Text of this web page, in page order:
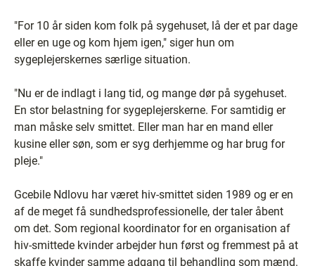
"For 10 år siden kom folk på sygehuset, lå der et par dage
eller en uge og kom hjem igen," siger hun om
sygeplejerskernes særlige situation.
"Nu er de indlagt i lang tid, og mange dør på sygehuset.
En stor belastning for sygeplejerskerne. For samtidig er
man måske selv smittet. Eller man har en mand eller
kusine eller søn, som er syg derhjemme og har brug for
pleje."
Gcebile Ndlovu har været hiv-smittet siden 1989 og er en
af de meget få sundhedsprofessionelle, der taler åbent
om det. Som regional koordinator for en organisation af
hiv-smittede kvinder arbejder hun først og fremmest på at
skaffe kvinder samme adgang til behandling som mænd.